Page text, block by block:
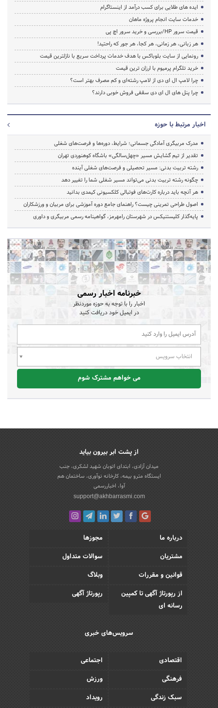
ایده های طلایی برای کسب درآمد از اینستاگرام
خدمات سایت انجام پروژه ماهان
قیمت سرور HP/بررسی و خرید سرور اچ پی
هر زبانی، هر زمانی، هر کجا، هر جور که راحتید!
رونمایی از سایت بلوباکس با هدف خدمات پرداخت سریع با نازلترین قیمت
خرید تلگرام پرمیوم با ارزان ترین قیمت
چرا لامپ ال ای دی از لامپ رشته‌ای و کم مصرف بهتر است؟
چرا پنل های ال ای دی سقفی فروش خوبی دارند؟
اخبار مرتبط با حوزه
مدرک مربیگری آمادگی جسمانی؛ شرایط، دوره‌ها و فرصت‌های شغلی
تقدیر از تیم گشایش مسیر «چهل‌سالگی» باشگاه کوهنوردی تهران
رشته تربیت بدنی: مسیر تحصیلی و فرصت‌های شغلی آینده
چگونه رشته تربیت بدنی می‌تواند مسیر شغلی شما را تغییر دهد
هر آنچه باید درباره کارت‌های فوتبالی کلکسیونی کیمدی بدانید
اصول طراحی تمرینی چیست؟ راهنمای جامع دوره آموزشی برای مربیان و ورزشکاران
پایه‌گذار کلیستنیکس در شهرستان رامهرمز، گواهینامه رسمی مربیگری و داوری
خبرنامه اخبار رسمی
اخبار را با توجه به حوزه موردنظر
در ایمیل خود دریافت کنید
انتخاب سرویس
می خواهم مشترک شوم
از پشت ابر بیرون بیاید
میدان آزادی، ابتدای اتوبان شهید لشکری، جنب
ایستگاه مترو بیمه، کارخانه نوآوری، ساختمان هم
آوا، اخباررسمی
support@akhbarrasmi.com
درباره ما
مجوزها
مشتریان
سوالات متداول
قوانین و مقررات
وبلاگ
از رپورتاژ آگهی تا کمپین
رسانه ای
رپورتاژ آگهی
سرویس‌های خبری
اقتصادی
اجتماعی
فرهنگی
ورزش
سبک زندگی
رویداد